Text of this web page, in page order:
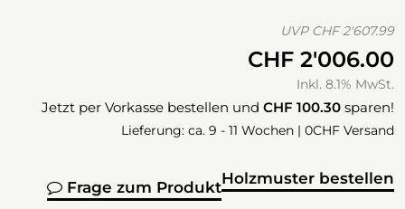
UVP CHF 2'607.99
CHF 2'006.00
Inkl. 8.1% MwSt.
Jetzt per Vorkasse bestellen und CHF 100.30 sparen!
Lieferung: ca. 9 - 11 Wochen | 0CHF Versand
Holzmuster bestellen
Frage zum Produkt